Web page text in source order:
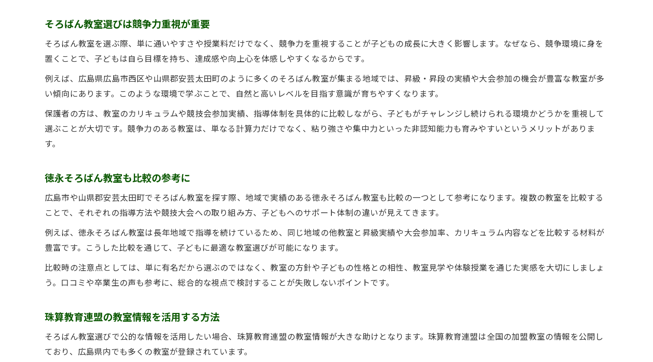
口コミで知るそろばん教室の評判
珠算教育連盟加盟教室の安心ポイント
そろばん教室で身につく競争力の秘訣
そろばん教室で養う計算力の高さ
仲間と切磋琢磨できる教室の魅力
そろばん教室選びは口コミと実績重視
日本珠算連盟ホームページの活用法
保護者が注目すべき教室の教育方針
子どもの成長を促す競争環境の作り方
そろばん教室選びは競争力重視が重要
そろばん教室を選ぶ際、単に通いやすさや授業料だけでなく、競争力を重視することが子どもの成長に大きく影響します。なぜなら、競争環境に身を
置くことで、子どもは自ら目標を持ち、達成感や向上心を体感しやすくなるからです。
例えば、広島県広島市西区や山県郡安芸太田町のように多くのそろばん教室が集まる地域では、昇級・昇段の実績や大会参加の機会が豊富な教室が多
い傾向にあります。このような環境で学ぶことで、自然と高いレベルを目指す意識が育ちやすくなります。
保護者の方は、教室のカリキュラムや競技会参加実績、指導体制を具体的に比較しながら、子どもがチャレンジし続けられる環境かどうかを重視して
選ぶことが大切です。競争力のある教室は、単なる計算力だけでなく、粘り強さや集中力といった非認知能力も育みやすいというメリットがありま
す。
徳永そろばん教室も比較の参考に
広島市や山県郡安芸太田町でそろばん教室を探す際、地域で実績のある徳永そろばん教室も比較の一つとして参考になります。複数の教室を比較する
ことで、それぞれの指導方法や競技大会への取り組み方、子どもへのサポート体制の違いが見えてきます。
例えば、徳永そろばん教室は長年地域で指導を続けているため、同じ地域の他教室と昇級実績や大会参加率、カリキュラム内容などを比較する材料が
豊富です。こうした比較を通じて、子どもに最適な教室選びが可能になります。
比較時の注意点としては、単に有名だから選ぶのではなく、教室の方針や子どもの性格との相性、教室見学や体験授業を通じた実感を大切にしましょ
う。口コミや卒業生の声も参考に、総合的な視点で検討することが失敗しないポイントです。
珠算教育連盟の教室情報を活用する方法
そろばん教室選びで公的な情報を活用したい場合、珠算教育連盟の教室情報が大きな助けとなります。珠算教育連盟は全国の加盟教室の情報を公開し
ており、広島県内でも多くの教室が登録されています。